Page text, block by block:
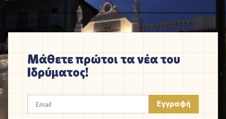
Μάθετε πρώτοι τα νέα του
Ιδρύματος!